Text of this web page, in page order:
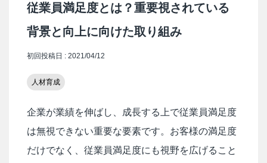
人材育成
初回投稿日 : 2021/04/12
従業員満足度とは？重要視されている
背景と向上に向けた取り組み
企業が業績を伸ばし、成長する上で従業員満足度
は無視できない重要な要素です。お客様の満足度
だけでなく、従業員満足度にも視野を広げること